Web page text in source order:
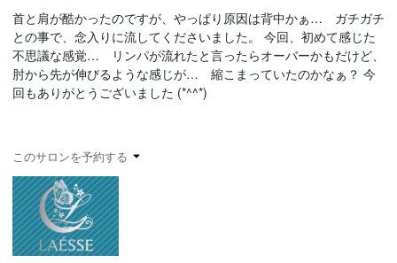
首と肩が酷かったのですが、やっぱり原因は背中かぁ… ガチガチ
との事で、念入りに流してくださいました。 今回、初めて感じた
不思議な感覚… リンパが流れたと言ったらオーバーかもだけど、
肘から先が伸びるような感じが… 縮こまっていたのかなぁ？ 今
回もありがとうございました (*^^*)
このサロンを予約する